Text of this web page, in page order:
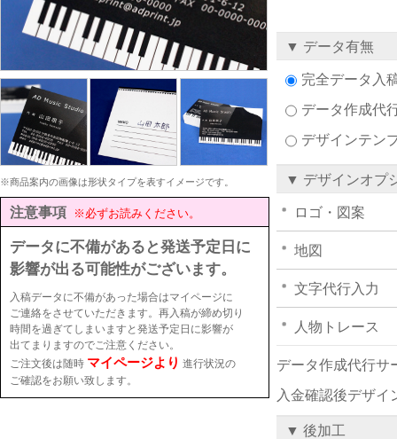
※商品案内の画像は形状タイプを表すイメージです。
注意事項 ※必ずお読みください。
データに不備があると発送予定日に
影響が出る可能性がございます。
入稿データに不備があった場合はマイページに
ご連絡をさせていただきます。再入稿が締め切り
時間を過ぎてしまいますと発送予定日に影響が
出てまりますのでご注意ください。
ご注文後は随時 マイページより 進行状況の
ご確認をお願い致します。
▼ データ有無
完全データ入
データ作成代
デザインテン
▼ デザインオプ
ロゴ・図案
地図
文字代行入力
人物トレース
データ作成代行サ
入金確認後デザイ
▼ 後加工